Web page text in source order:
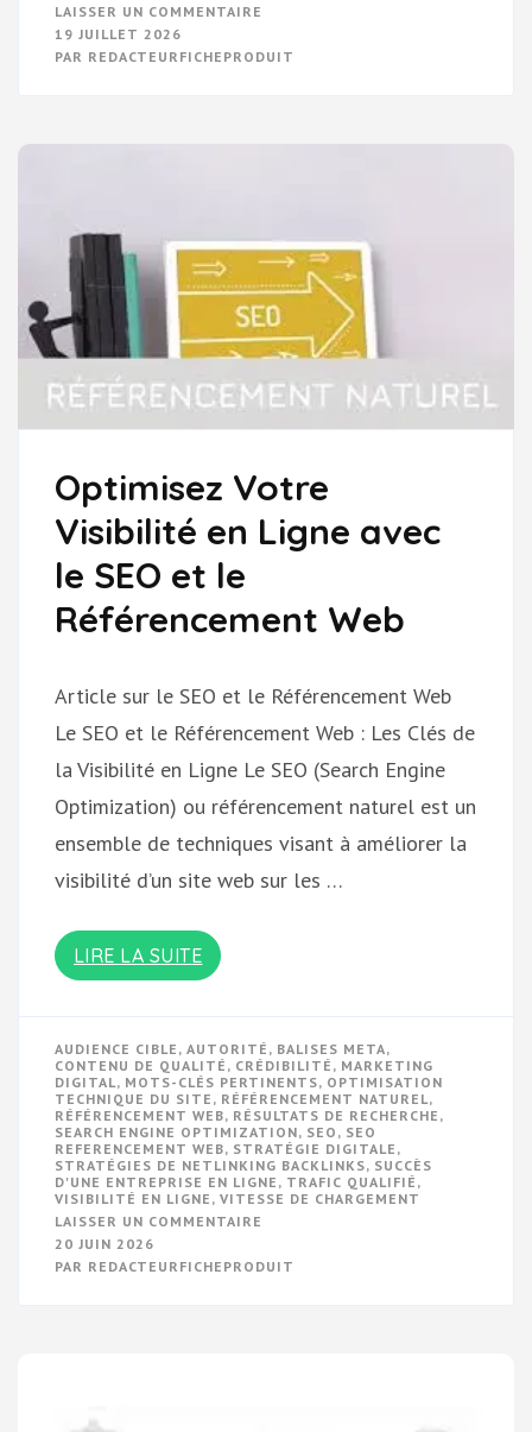
LAISSER UN COMMENTAIRE
VISIBILITÉ
RÉFÉRENCEMENT
19 JUILLET 2026
PAR REDACTEURFICHEPRODUIT
Optimisez Votre
Visibilité en Ligne avec
le SEO et le
Référencement Web
Article sur le SEO et le Référencement Web
Le SEO et le Référencement Web : Les Clés de
la Visibilité en Ligne Le SEO (Search Engine
Optimization) ou référencement naturel est un
ensemble de techniques visant à améliorer la
visibilité d’un site web sur les …
LIRE LA SUITE
AUDIENCE CIBLE , AUTORITÉ , BALISES META,
CONTENU DE QUALITÉ , CRÉDIBILITÉ , MARKETING
DIGITAL, MOTS-CLÉS PERTINENTS, OPTIMISATION
TECHNIQUE DU SITE , RÉFÉRENCEMENT NATUREL,
RÉFÉRENCEMENT WEB, RÉSULTATS DE RECHERCHE ,
SEARCH ENGINE OPTIMIZATION, SEO , SEO
REFERENCEMENT WEB, STRATÉGIE DIGITALE ,
STRATÉGIES DE NETLINKING BACKLINKS, SUCCÈS
D'UNE ENTREPRISE EN LIGNE , TRAFIC QUALIFIÉ ,
VISIBILITÉ EN LIGNE , VITESSE DE CHARGEMENT
LAISSER UN COMMENTAIRE
VISIBILITÉ
20 JUIN 2026
PAR REDACTEURFICHEPRODUIT